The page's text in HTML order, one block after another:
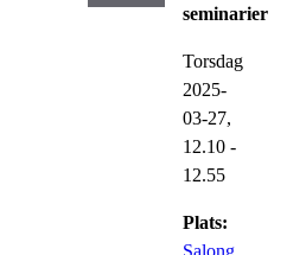
seminarier
Torsdag
2025-
03-27,
12.10 -
12.55
Plats:
Salong